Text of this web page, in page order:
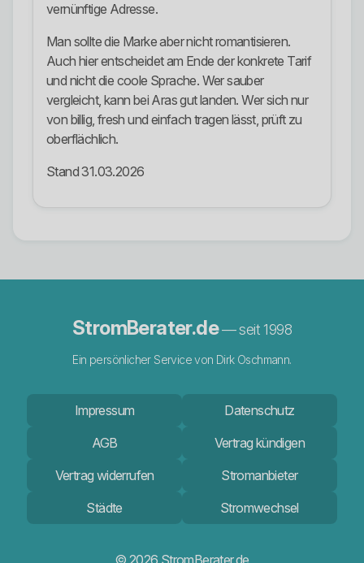
vernünftige Adresse.
Man sollte die Marke aber nicht romantisieren.
Auch hier entscheidet am Ende der konkrete Tarif
und nicht die coole Sprache. Wer sauber
vergleicht, kann bei Aras gut landen. Wer sich nur
von billig, fresh und einfach tragen lässt, prüft zu
oberflächlich.
Stand 31.03.2026
StromBerater.de— seit 1998
Ein persönlicher Service von Dirk Oschmann.
Impressum
Datenschutz
AGB
Vertrag kündigen
Vertrag widerrufen
Stromanbieter
Städte
Stromwechsel